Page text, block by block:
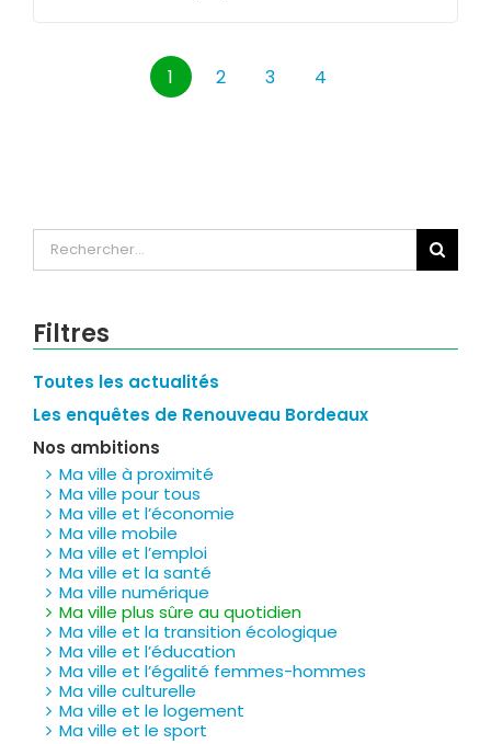
1 2 3 4
Rechercher:
Filtres
Toutes les actualités
Les enquêtes de Renouveau Bordeaux
Nos ambitions
Ma ville à proximité
Ma ville pour tous
Ma ville et l’économie
Ma ville mobile
Ma ville et l’emploi
Ma ville et la santé
Ma ville numérique
Ma ville plus sûre au quotidien
Ma ville et la transition écologique
Ma ville et l’éducation
Ma ville et l’égalité femmes-hommes
Ma ville culturelle
Ma ville et le logement
Ma ville et le sport